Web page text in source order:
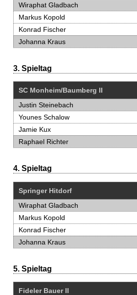
Wiraphat Gladbach
Markus Kopold
Konrad Fischer
Johanna Kraus
3. Spieltag
SC Monheim/Baumberg II
Justin Steinebach
Younes Schalow
Jamie Kux
Raphael Richter
4. Spieltag
Springer Hitdorf
Wiraphat Gladbach
Markus Kopold
Konrad Fischer
Johanna Kraus
5. Spieltag
Fideler Bauer II